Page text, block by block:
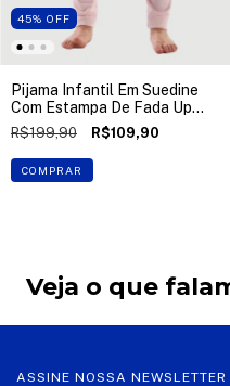
45% OFF
Pijama Infantil Em Suedine
Com Estampa De Fada Up
Baby
R$199,90 R$109,90
COMPRAR
Veja o que
ASSINE NOSSA